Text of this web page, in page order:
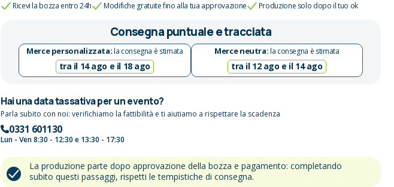
Ricevi la bozza entro 24h Modifiche gratuite fino alla tua approvazione Produzione solo dopo il tuo ok
Consegna puntuale e tracciata
Merce personalizzata:la consegna è stimata
tra il 14 ago e il 18 ago
Merce neutra:la consegna è stimata
tra il 12 ago e il 14 ago
Hai una data tassativa per un evento?
Parla subito con noi: verifichiamo la fattibilità e ti aiutiamo a rispettare la scadenza
0331 601130
Lun - Ven 8:30 - 12:30 e 13:30 - 17:30
La produzione parte dopo approvazione della bozza e pagamento: completando
subito questi passaggi, rispetti le tempistiche di consegna.